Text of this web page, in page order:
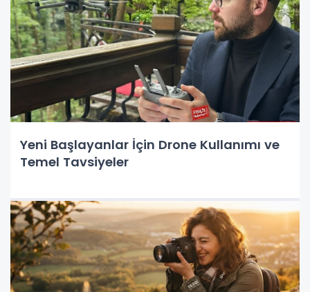
Yeni Başlayanlar İçin Drone Kullanımı ve
Temel Tavsiyeler